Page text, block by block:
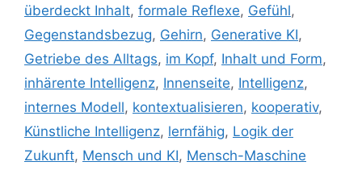
überdeckt Inhalt, formale Reflexe, Gefühl,
Gegenstandsbezug, Gehirn, Generative KI,
Getriebe des Alltags, im Kopf, Inhalt und Form,
inhärente Intelligenz, Innenseite, Intelligenz,
internes Modell, kontextualisieren, kooperativ,
Künstliche Intelligenz, lernfähig, Logik der
Zukunft, Mensch und KI, Mensch-Maschine